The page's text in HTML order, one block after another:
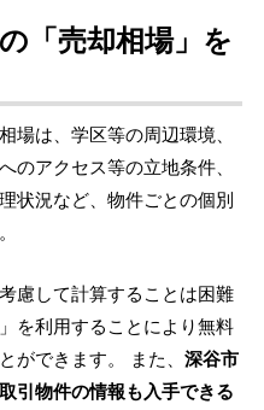
「売却相場」を
場は、学区等の周辺環境、
のアクセス等の立地条件、
状況など、物件ごとの個別
慮して計算することは困難
」を利用することにより無料
ができます。 また、 深谷市
引物件の情報も入手できる